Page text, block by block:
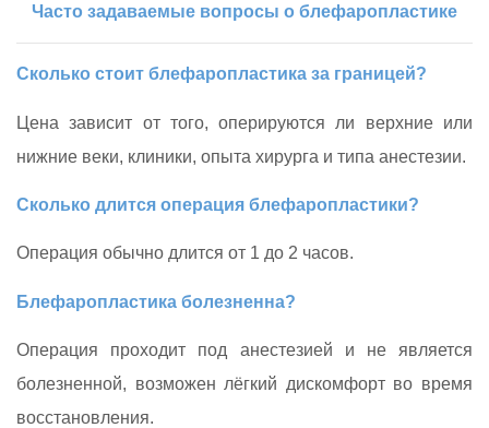
Часто задаваемые вопросы о блефаропластике
Сколько стоит блефаропластика за границей?
Цена зависит от того, оперируются ли верхние или
нижние веки, клиники, опыта хирурга и типа анестезии.
Сколько длится операция блефаропластики?
Операция обычно длится от 1 до 2 часов.
Блефаропластика болезненна?
Операция проходит под анестезией и не является
болезненной, возможен лёгкий дискомфорт во время
восстановления.